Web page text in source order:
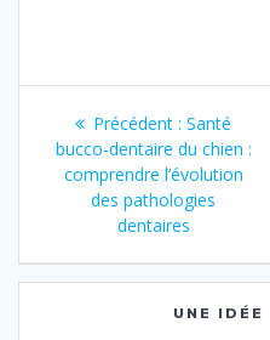
Navigation
de
l’article
Précédent : Article
précédent
:
Santé
bucco-dentaire du chien :
comprendre l’évolution
des pathologies
dentaires
UNE IDÉE